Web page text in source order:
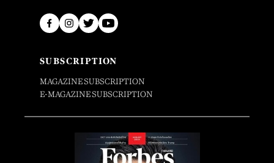
SUBSCRIPTION
MAGAZINE SUBSCRIPTION
E-MAGAZINE SUBSCRIPTION